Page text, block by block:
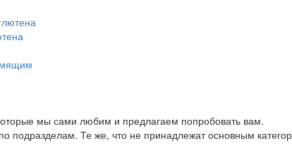
мы сами любим и предлагаем попробовать вам.
подразделам. Те же, что не принадлежат основным